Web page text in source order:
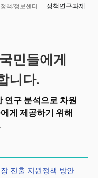
정책/정보센터 정책연구과제
민들에게
니다.
연구 분석으로 차원
게 제공하기 위해
진출 지원정책 방안